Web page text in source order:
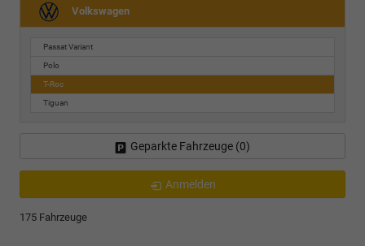
Volkswagen
Passat Variant
Polo
T-Roc
Tiguan
Geparkte Fahrzeuge (0)
Anmelden
175 Fahrzeuge